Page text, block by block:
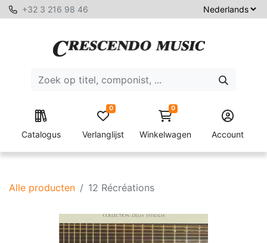
+32 3 216 98 46
Catalogus Verlanglijst
0 0
Winkelwagen Account
Alle producten 12 Récréations